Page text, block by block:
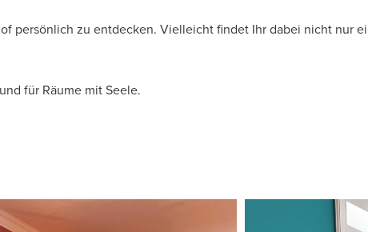
persönlich zu entdecken. Vielleicht findet Ihr dabei nicht nur
für Räume mit Seele.